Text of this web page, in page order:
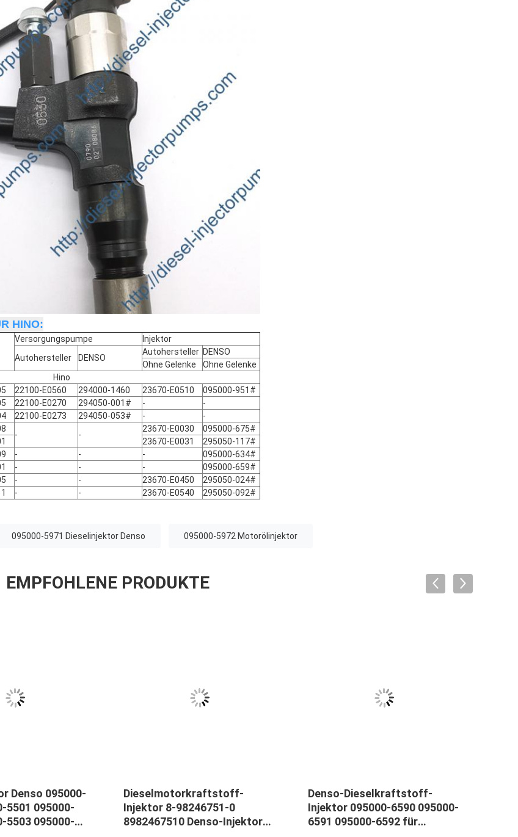
HINO:
Versorgungspumpe
Injektor
Autohersteller
DENSO
Autohersteller DENSO
Ohne Gelenke
Ohne Gelenke
Hino
22100-E0560 294000-1460 23670-E0510
095000-951#
22100-E0270 294050-001# -
-
22100-E0273 294050-053# -
-
- -
23670-E0030
095000-675#
23670-E0031
295050-117#
- - -
095000-634#
- - -
095000-659#
- - 23670-E0450
295050-024#
- - 23670-E0540 295050-092#
095000-5971 Dieselinjektor Denso 095000-5972 Motorölinjektor
EMPFOHLENE PRODUKTE
Denso 095000-
5501 095000-
5503 095000-
Dieselmotorkraftstoff-
Injektor 8-98246751-0
8982467510 Denso-Injektoren
Denso-Dieselkraftstoff-
Injektor 095000-6590 095000-
6591 095000-6592 für